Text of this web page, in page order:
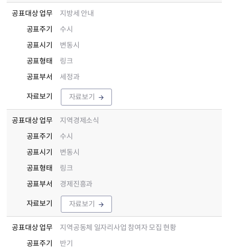
공표대상 업무
지방세 안내
공표주기
수시
공표시기
변동시
공표형태
링크
공표부서
세정과
자료보기 자료보기
공표대상 업무
지역경제소식
공표주기
수시
공표시기
변동시
공표형태
링크
공표부서
경제진흥과
자료보기 자료보기
공표대상 업무
지역공동체 일자리사업 참여자 모집 현황
공표주기
반기